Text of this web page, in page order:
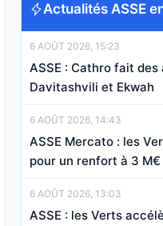
Actualités ASSE
6 AOÛT 2026, 15:23
ASSE : Cathro fait des
Davitashvili et Ekwah
6 AOÛT 2026, 14:43
ASSE Mercato : les
pour un renfort à 3 M€
6 AOÛT 2026, 13:03
ASSE : les Verts